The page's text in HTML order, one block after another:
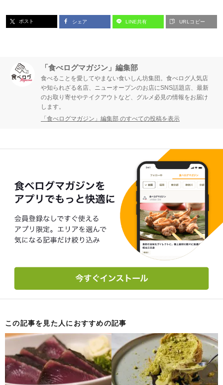
ポスト シェア LINE共有 URLコピー
「食べログマガジン」編集部
食べることを愛してやまない食いしん坊集団。食べログ人気店
や知られざる名店、ニューオープンのお店にSNS話題店、最新
のお取り寄せやテイクアウトなど、グルメ必見の情報をお届け
します。
「食べログマガジン」編集部 のすべての投稿を表示
この記事を見た人におすすめの記事